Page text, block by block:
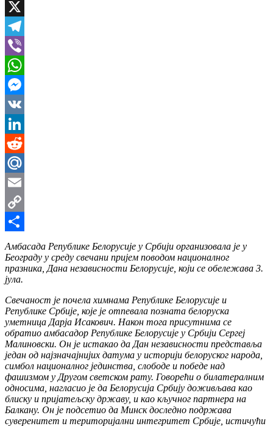
Facebook
X
Telegram
Viber
WhatsApp
Messenger
VK
LinkedIn
Reddit
Mail.Ru
Email
Copy
Link
Share
Амбасада Републике Белорусије у Србији организовала је у
Београду у среду свечани пријем поводом националног
празника, Дана независности Белорусије, који се обележава 3.
јула.
Свечаност је почела химнама Републике Белорусије и
Републике Србије, које је отпевала позната белоруска
уметница Дарја Исакович. Након тога присутнима се
обратио амбасадор Републике Белорусије у Србији Сергеј
Малиновски. Он је истакао да Дан независности представља
један од најзначајнијих датума у историји белоруског народа,
симбол националног јединства, слободе и победе над
фашизмом у Другом светском рату. Говорећи о билатералним
односима, нагласио је да Белорусија Србију доживљава као
блиску и пријатељску државу, и као кључног партнера на
Балкану. Он је подсетио да Минск доследно подржава
суверенитет и територијални интегритет Србије, истичући